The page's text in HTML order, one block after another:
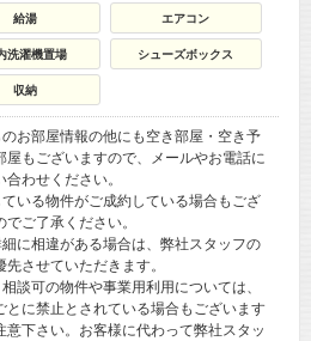
給湯 エアコン
洗濯機置場 シューズボックス
収納
お部屋情報の他にも空き部屋・空き予
屋もございますので、メールやお電話に
合わせください。
いる物件がご成約している場合もござ
でご了承ください。
に相違がある場合は、弊社スタッフの
先させていただきます。
談可の物件や事業用利用については、
とに禁止とされている場合もございます
意下さい。お客様に代わって弊社スタッ